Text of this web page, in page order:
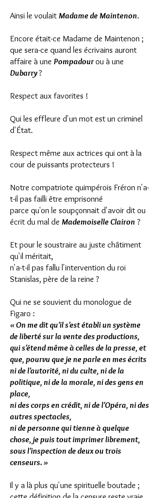
Ainsi le voulait Madame de Maintenon.
Encore était-ce Madame de Maintenon ;
que sera-ce quand les écrivains auront
affaire à une Pompadourou à une
Dubarry?
Respect aux favorites !
Qui les effleure d'un mot est un criminel
d'État.
Respect même aux actrices qui ont à la
cour de puissants protecteurs !
Notre compatriote quimpérois Fréron n'a-
t-il pas failli être emprisonné
parce qu'on le soupçonnait d'avoir dit ou
écrit du mal de Mademoiselle Clairon ?
Et pour le soustraire au juste châtiment
qu'il méritait,
n'a-t-il pas fallu l'intervention du roi
Stanislas, père de la reine ?
Qui ne se souvient du monologue de
Figaro :
« On me dit qu'il s'est établi un système
de liberté sur la vente des productions,
qui s'étend même à celles de la presse, et
que, pourvu que je ne parle en mes écrits
ni de l'autorité, ni du culte, ni de la
politique, ni de la morale, ni des gens en
place,
ni des corps en crédit, ni de l'Opéra, ni des
autres spectacles,
ni de personne qui tienne à quelque
chose, je puis tout imprimer librement,
sous l'inspection de deux ou trois
censeurs. »
Il y a là plus qu'une spirituelle boutade ;